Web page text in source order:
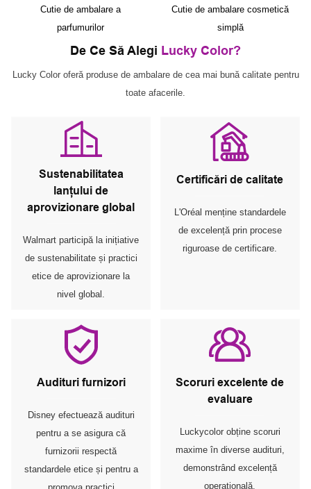
Cutie de ambalare a
parfumurilor
Cutie de ambalare cosmetică
simplă
De Ce Să Alegi Lucky Color?
Lucky Color oferă produse de ambalare de cea mai bună calitate pentru
toate afacerile.
Sustenabilitatea
lanțului de
aprovizionare global
Walmart participă la inițiative
de sustenabilitate și practici
etice de aprovizionare la
nivel global.
Certificări de calitate
L'Oréal menține standardele
de excelență prin procese
riguroase de certificare.
Audituri furnizori
Disney efectuează audituri
pentru a se asigura că
furnizorii respectă
standardele etice și pentru a
Scoruri excelente de
evaluare
Luckycolor obține scoruri
maxime în diverse audituri,
demonstrând excelență
operațională.